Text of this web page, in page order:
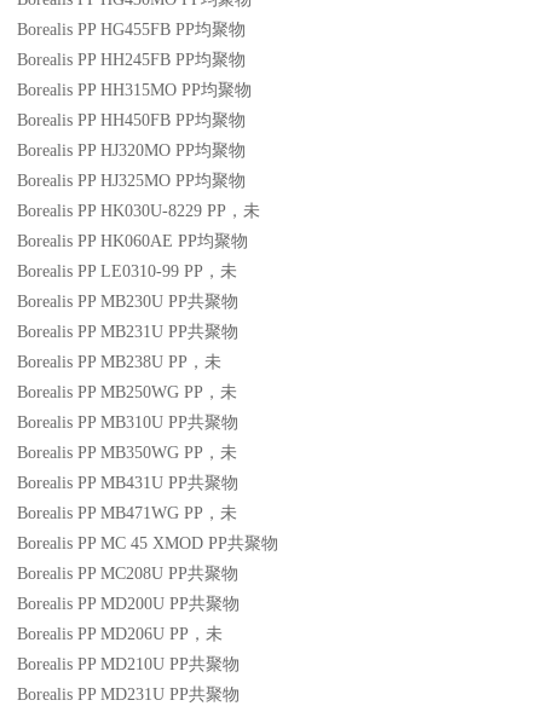
Borealis PP HG455FB PP均聚物
Borealis PP HH245FB PP均聚物
Borealis PP HH315MO PP均聚物
Borealis PP HH450FB PP均聚物
Borealis PP HJ320MO PP均聚物
Borealis PP HJ325MO PP均聚物
Borealis PP HK030U-8229 PP ，未
Borealis PP HK060AE PP均聚物
Borealis PP LE0310-99 PP ，未
Borealis PP MB230U PP共聚物
Borealis PP MB231U PP共聚物
Borealis PP MB238U PP ，未
Borealis PP MB250WG PP ，未
Borealis PP MB310U PP共聚物
Borealis PP MB350WG PP ，未
Borealis PP MB431U PP共聚物
Borealis PP MB471WG PP ，未
Borealis PP MC 45 XMOD PP共聚物
Borealis PP MC208U PP共聚物
Borealis PP MD200U PP共聚物
Borealis PP MD206U PP ，未
Borealis PP MD210U PP共聚物
Borealis PP MD231U PP共聚物